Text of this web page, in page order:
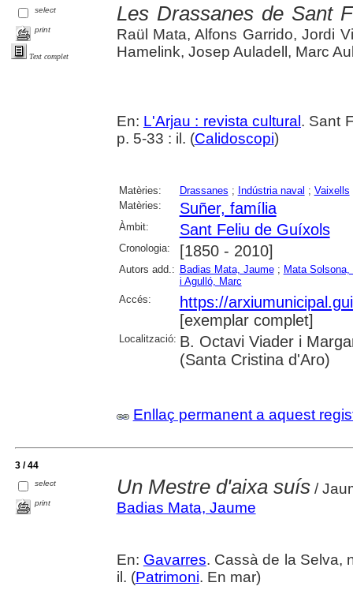
select
print
Text complet
Les Drassanes de Sant
Raül Mata, Alfons Garrido, Jordi
Hamelink, Josep Auladell, Marc
En: L'Arjau : revista cultural . Sant
p. 5-33 : il. (Calidoscopi)
Matèries: Drassanes ; Indústria naval ; Vaixells
Matèries:
Suñer, família
Àmbit: Sant Feliu de Guíxols
Cronologia: [1850 - 2010]
Autors add.: Badias Mata, Jaume; Mata Solsona,
i Agulló, Marc
Accés:
https://
[exemplar complet]
Localització: B. Octavi Viader i
(Santa Cristina d'Aro)
Enllaç permanent a aquest
3 / 44
select
print
Un Mestre d'aixa suís/
Badias Mata, Jaume
En: Gavarres. Cassà de la Selva,
il. (Patrimoni. En mar)